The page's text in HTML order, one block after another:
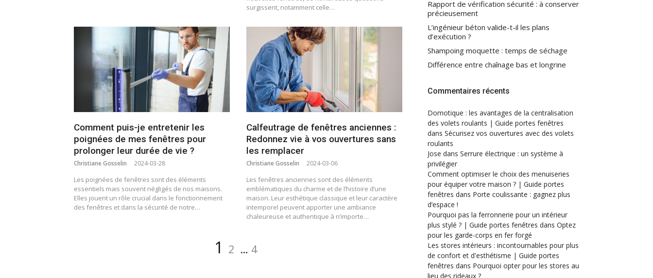
surgissent, notamment celle…
Comment puis-je entretenir les
poignées de mes fenêtres pour
prolonger leur durée de vie ?
Christiane Gosselin 2024-03-28
Les poignées de fenêtres sont des éléments
essentiels mais souvent négligés de nos maisons.
Elles jouent un rôle crucial dans le fonctionnement
des fenêtres et dans la sécurité de notre…
Calfeutrage de fenêtres anciennes :
Redonnez vie à vos ouvertures sans
les remplacer
Christiane Gosselin 2024-03-06
Les fenêtres anciennes sont des éléments
emblématiques du charme et de l’histoire d’une
maison. Leur esthétique classique et leur caractère
intemporel peuvent apporter une ambiance
chaleureuse et authentique à n’importe…
Page
1 Page
2 … Page
4
Rapport de vérification sécurité : à conserver
précieusement
L’ingénieur béton valide-t-il les plans
d’exécution ?
Shampoing moquette : temps de séchage
Différence entre chaînage bas et longrine
Commentaires récents
Domotique : les avantages de la centralisation
des volets roulants | Guide portes fenêtres
dans Sécurisez vos ouvertures avec des volets
roulants
Jose dans Serrure électrique : un système à
privilégier
Comment optimiser le choix des menuiseries
pour équiper votre maison ? | Guide portes
fenêtres dans Porte coulissante : gagnez plus
d’espace !
Pourquoi pas la ferronnerie pour un intérieur
plus stylé ? | Guide portes fenêtres dans Optez
pour les garde-corps en fer forgé
Les stores intérieurs : incontournables pour plus
de confort et d'esthétisme | Guide portes
fenêtres dans Pourquoi opter pour les stores au
lieu des rideaux ?